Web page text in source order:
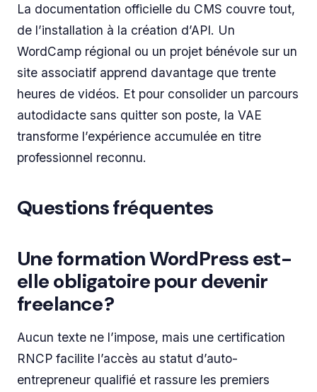
La documentation officielle du CMS couvre tout,
de l’installation à la création d’API. Un
WordCamp régional ou un projet bénévole sur un
site associatif apprend davantage que trente
heures de vidéos. Et pour consolider un parcours
autodidacte sans quitter son poste, la VAE
transforme l’expérience accumulée en titre
professionnel reconnu.
Questions fréquentes
Une formation WordPress est-
elle obligatoire pour devenir
freelance ?
Aucun texte ne l’impose, mais une certification
RNCP facilite l’accès au statut d’auto-
entrepreneur qualifié et rassure les premiers